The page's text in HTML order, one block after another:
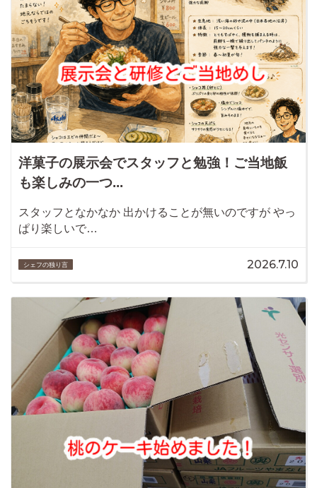
洋菓子の展示会でスタッフと勉強！ご当地飯
も楽しみの一つ...
スタッフとなかなか 出かけることが無いのですが やっ
ぱり楽しいで…
シェフの独り言 2026.7.10